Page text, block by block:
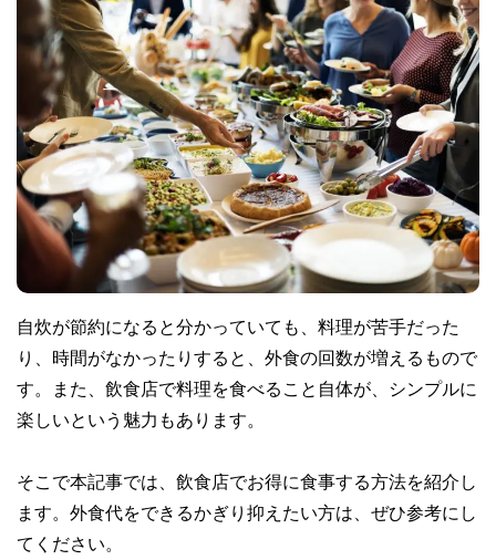
自炊が節約になると分かっていても、料理が苦手だった
り、時間がなかったりすると、外食の回数が増えるもので
す。また、飲食店で料理を食べること自体が、シンプルに
楽しいという魅力もあります。
そこで本記事では、飲食店でお得に食事する方法を紹介し
ます。外食代をできるかぎり抑えたい方は、ぜひ参考にし
てください。